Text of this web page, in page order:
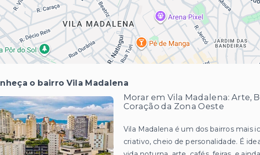
o bairro Vila Madalena
Morar em Vila Madalena: Arte,
Coração da Zona Oeste
Vila Madalena é um dos bairros mais
criativo, cheio de personalidade. É